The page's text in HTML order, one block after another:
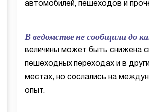
автомобилей, пешеходов и
В ведомстве не сообщили до
величины может быть снижена
пешеходных переходах и в
местах, но сослались на
опыт.